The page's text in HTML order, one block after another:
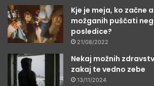
Kje je meja, ko začne
možganih puščati
posledice?
21/08/2022
Nekaj možnih
zakaj te vedno zebe
13/11/2024